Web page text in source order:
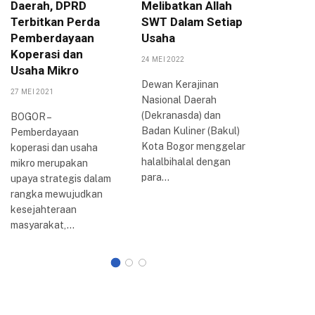
Daerah, DPRD
Terbitkan Perda
Pemberdayaan
Koperasi dan
Usaha Mikro
27 MEI 2021
BOGOR –
Pemberdayaan
koperasi dan usaha
mikro merupakan
upaya strategis dalam
rangka mewujudkan
kesejahteraan
masyarakat,…
Melibatkan Allah
SWT Dalam Setiap
Usaha
24 MEI 2022
Dewan Kerajinan
Nasional Daerah
(Dekranasda) dan
Badan Kuliner (Bakul)
Kota Bogor menggelar
halalbihalal dengan
para…